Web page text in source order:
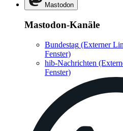
Mastodon
Mastodon-Kanäle
Bundestag (Externer
Fenster)
hib-Nachrichten
Fenster)